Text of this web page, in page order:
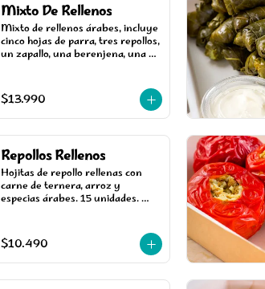
Mixto De Rellenos
Mixto de rellenos árabes, incluye
cinco hojas de parra, tres repollos,
un zapallo, una berenjena, una
$13.990
Repollos Rellenos
Hojitas de repollo rellenas con
carne de ternera, arroz y
especias árabes. 15 unidades.
$10.490